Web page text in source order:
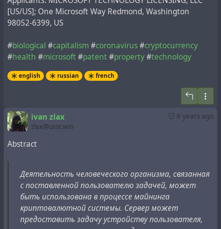
[US/US]; One Microsoft Way Redmond, Washington
98052-6399, US
#biological #capitalism #coronavirus#cryptocurrency
#health #microsoft #patent #property#technology
english russian french
6 years ago
ivan zlax
zlax@ussr.win
Abstract
Деятельность человеческого организма, связанная
с поставленной пользователю задачей, может
быть использована в процессе майнинга
криптовалютной системы. Сервер может
предоставить задачу устройству пользователя,